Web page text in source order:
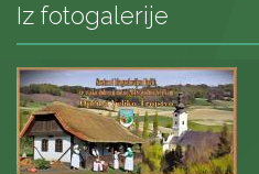
Iz fotogalerije